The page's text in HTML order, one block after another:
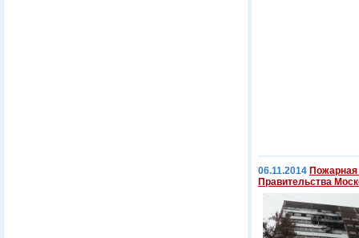
06.11.2014 Пожарная
Правительства